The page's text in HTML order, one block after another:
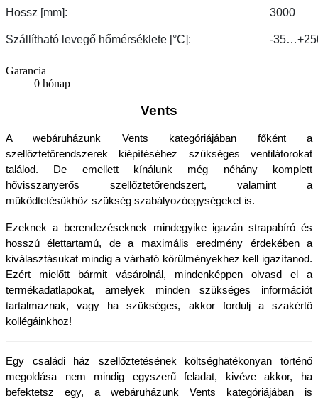
Hossz [mm]: 3000
Szállítható levegő hőmérséklete [°С]: -
Garancia
0 hónap
Vents
A webáruházunk Vents kategóriájában főként a
szellőztetőrendszerek kiépítéséhez szükséges ventilátorokat
találod. De emellett kínálunk még néhány komplett
hővisszanyerős szellőztetőrendszert, valamint a
működtetésükhöz szükség szabályozóegységeket is.
Ezeknek a berendezéseknek mindegyike igazán strapabíró és
hosszú élettartamú, de a maximális eredmény érdekében a
kiválasztásukat mindig a várható körülményekhez kell igazítanod.
Ezért mielőtt bármit vásárolnál, mindenképpen olvasd el a
termékadatlapokat, amelyek minden szükséges információt
tartalmaznak, vagy ha szükséges, akkor fordulj a szakértő
kollégáinkhoz!
Egy családi ház szellőztetésének költséghatékonyan történő
megoldása nem mindig egyszerű feladat, kivéve akkor, ha
befektetsz egy, a webáruházunk Vents kategóriájában is